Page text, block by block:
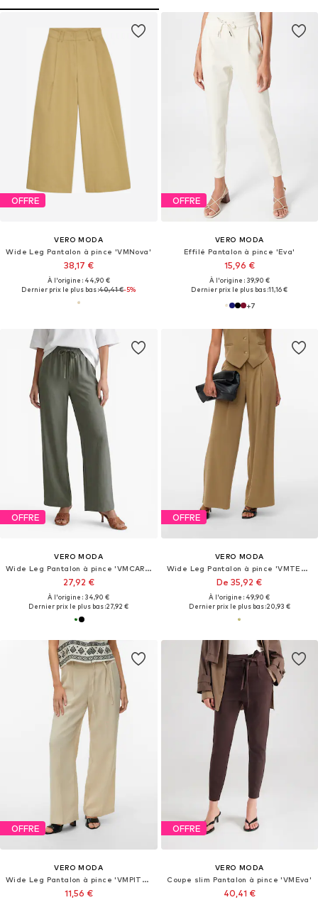
OFFRE
VERO MODA
Wide Leg Pantalon à pince 'VMNova'
38,17 €
À l'origine : 44,90 €
Dernier prix le plus bas :40,41 €-5%
OFFRE
VERO MODA
Effilé Pantalon à pince 'Eva'
15,96 €
À l'origine : 39,90 €
Dernier prix le plus bas :11,16 €
+7
OFFRE
VERO MODA
Wide Leg Pantalon à pince 'VMCARLA'
27,92 €
À l'origine : 34,90 €
Dernier prix le plus bas :27,92 €
OFFRE
VERO MODA
Wide Leg Pantalon à pince 'VMTENA'
De 35,92 €
À l'origine : 49,90 €
Dernier prix le plus bas :20,93 €
OFFRE
VERO MODA
Wide Leg Pantalon à pince 'VMPITRA'
11,56 €
OFFRE
VERO MODA
Coupe slim Pantalon à pince 'VMEva'
40,41 €